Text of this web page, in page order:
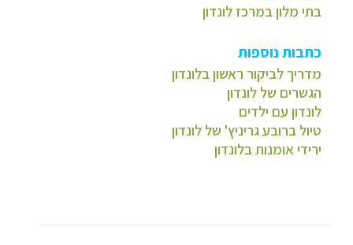
בתי מלון במרכז לונדון
כתבות נוספות
מדריך לביקור ראשון בלונדון
הגשרים של לונדון
לונדון עם ילדים
טיול ברובע גריניץ' של לונדון
ירידי אומנות בלונדון